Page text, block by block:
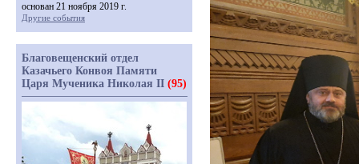
основан 21 ноября 2019 г.
Другие события
Благовещенский отдел
Казачьего Конвоя Памяти
Царя Мученика Николая II (95)